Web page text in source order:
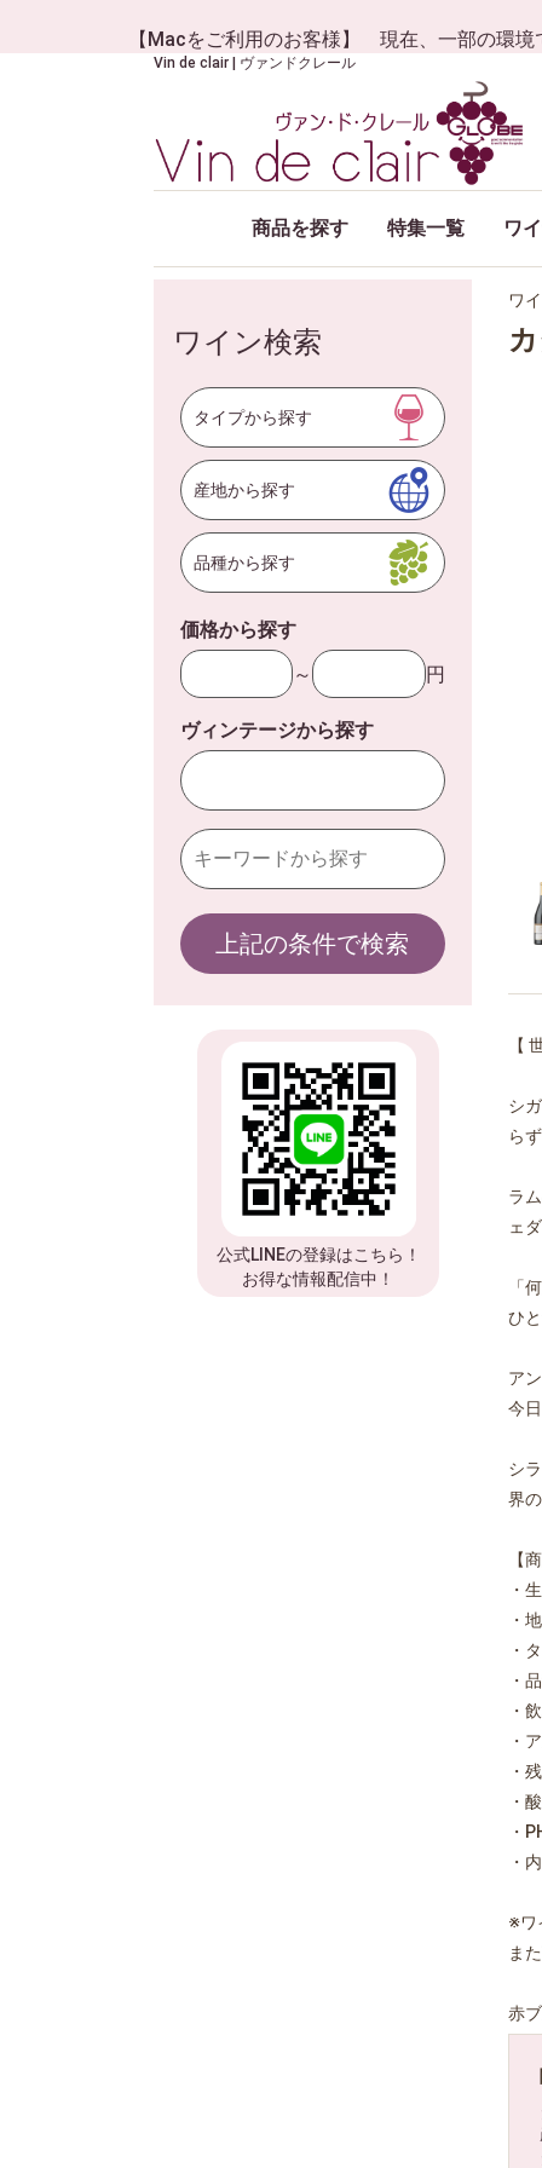
【Macをご利用のお客様】 現在、一部の環境
Vin de clair | ヴァンドクレール
商品を探す 特集一覧 ワ
ワイン検索
タイプから探す
産地から探す
品種から探す
価格から探す
～
円
ヴィンテージから探す
上記の条件で検索
公式LINEの登録はこちら！
お得な情報配信中！
ワ
【
シ
ら
ラ
ェ
「
ひ
ア
今
シ
界
【
・
・
・
・
・
・
・
・
・
・
※ワ
ま
赤